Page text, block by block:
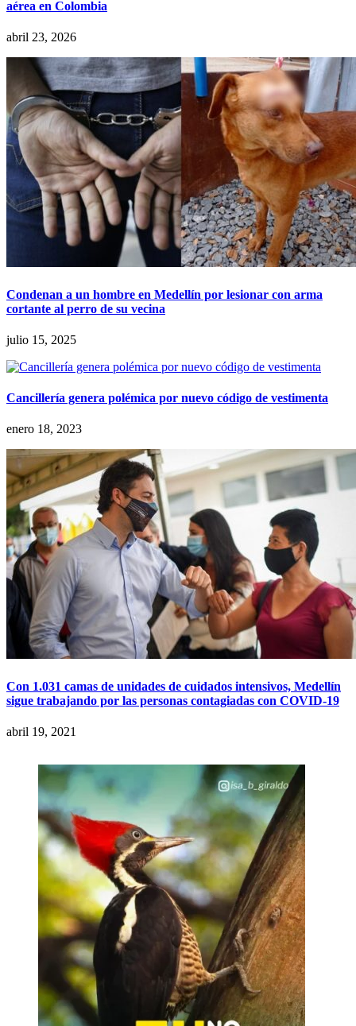
aérea en Colombia
abril 23, 2026
Condenan a un hombre en Medellín por lesionar con arma
cortante al perro de su vecina
julio 15, 2025
Cancillería genera polémica por nuevo código de vestimenta
enero 18, 2023
Con 1.031 camas de unidades de cuidados intensivos, Medellín
sigue trabajando por las personas contagiadas con COVID-19
abril 19, 2021